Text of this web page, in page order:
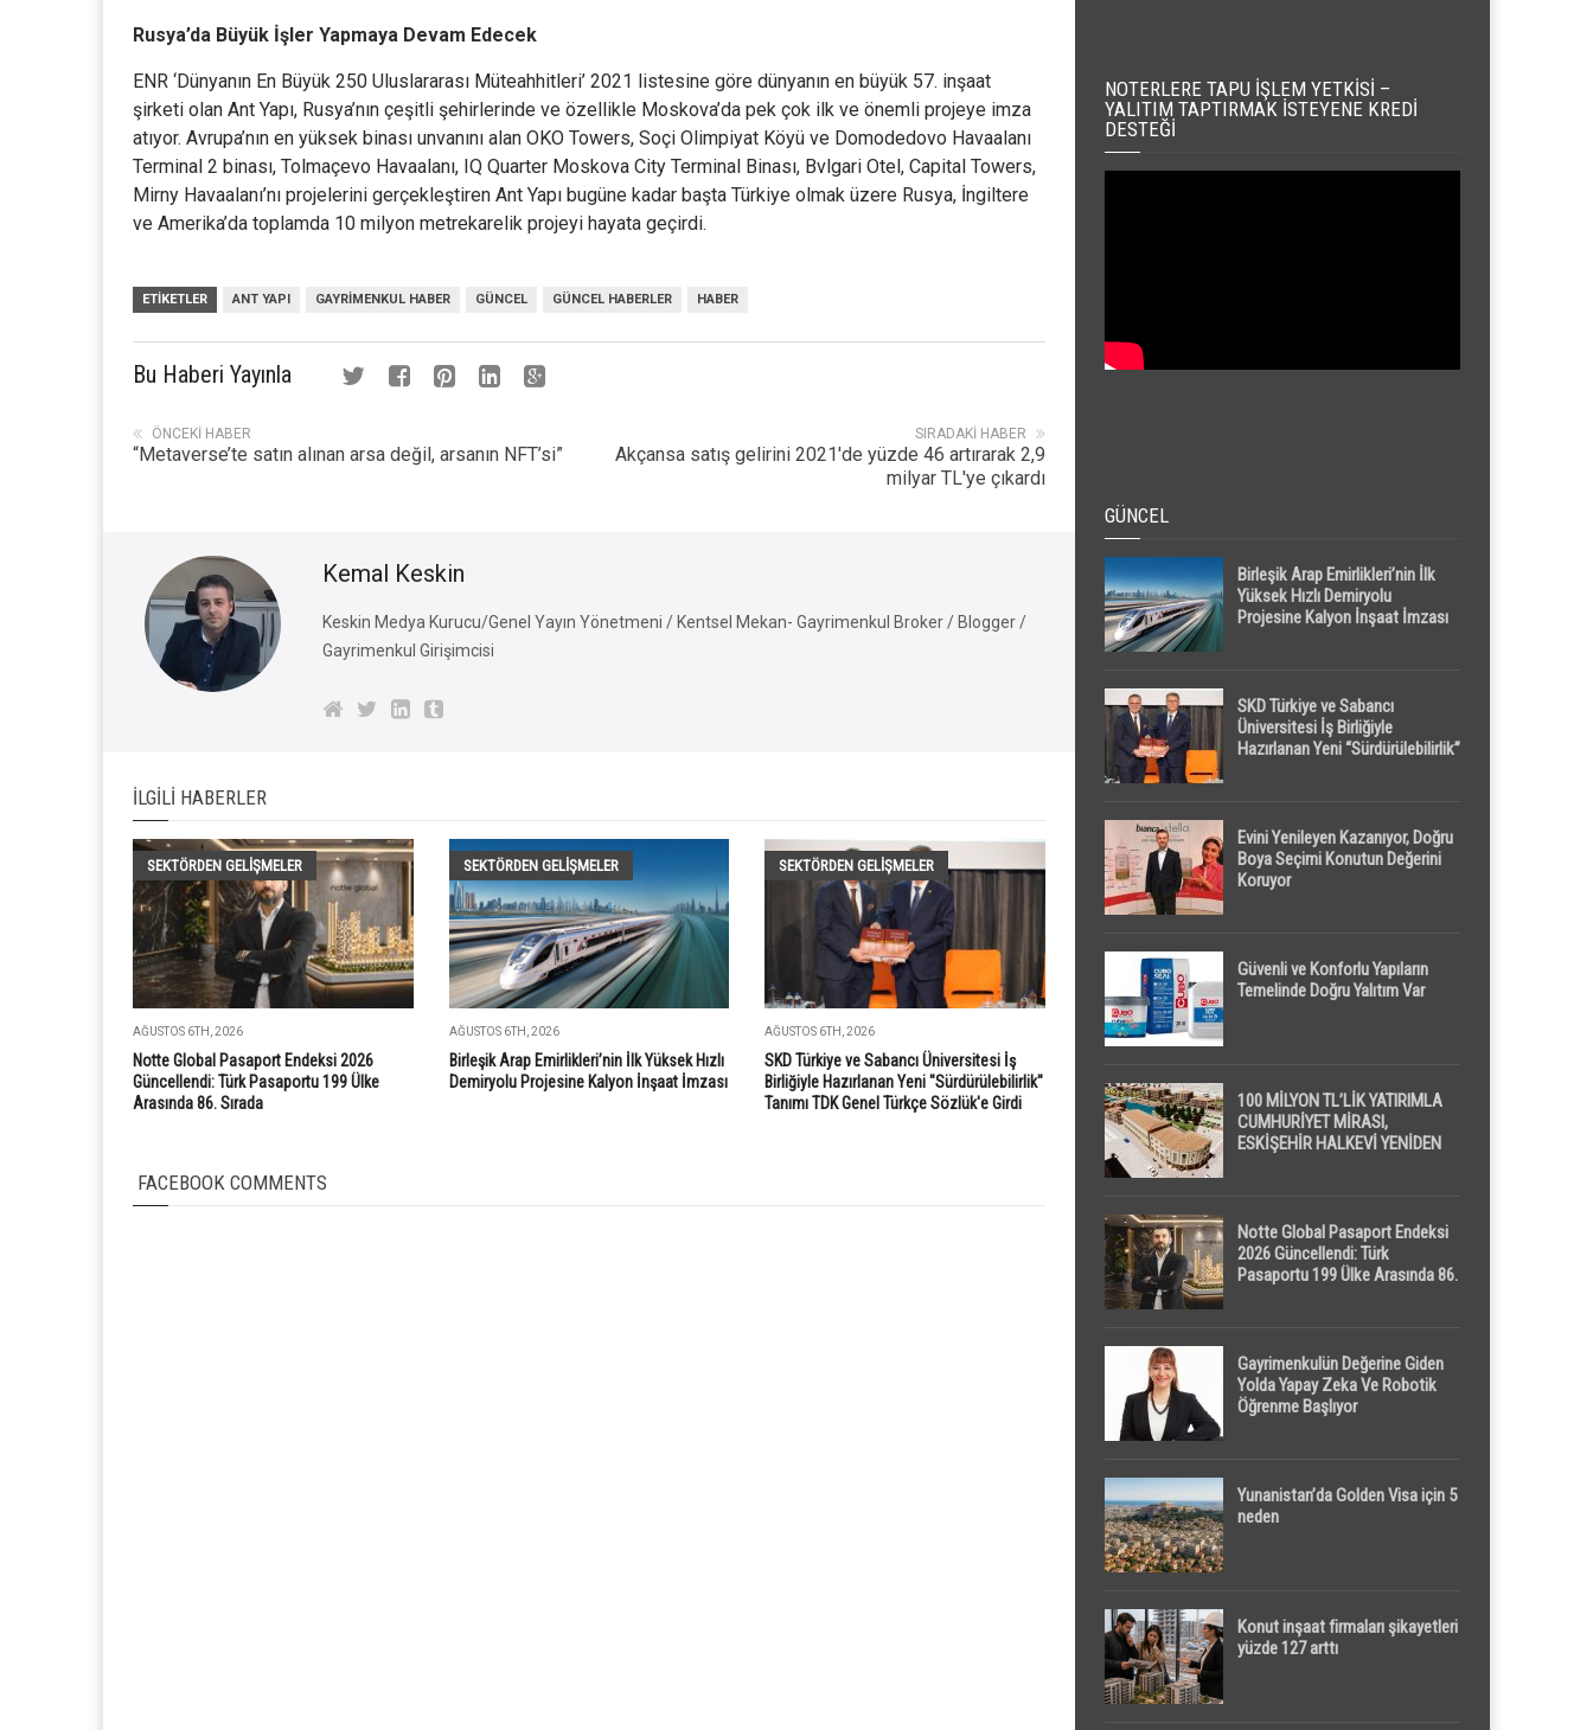
Rusya’da Büyük İşler Yapmaya Devam Edecek
ENR ‘Dünyanın En Büyük 250 Uluslararası Müteahhitleri’ 2021 listesine göre dünyanın en büyük 57. inşaat
şirketi olan Ant Yapı, Rusya’nın çeşitli şehirlerinde ve özellikle Moskova’da pek çok ilk ve önemli projeye imza
atıyor. Avrupa’nın en yüksek binası unvanını alan OKO Towers, Soçi Olimpiyat Köyü ve Domodedovo Havaalanı
Terminal 2 binası, Tolmaçevo Havaalanı, IQ Quarter Moskova City Terminal Binası, Bvlgari Otel, Capital Towers,
Mirny Havaalanı’nı projelerini gerçekleştiren Ant Yapı bugüne kadar başta Türkiye olmak üzere Rusya, İngiltere
ve Amerika’da toplamda 10 milyon metrekarelik projeyi hayata geçirdi.
ETIKETLER ANT YAPI GAYRIMENKUL HABER GÜNCEL GÜNCEL HABERLER HABER
Bu Haberi Yayınla
SIRADAKI HABER
Akçansa satış gelirini 2021'de yüzde 46 artırarak 2,9
milyar TL'ye çıkardı
ÖNCEKI HABER
“Metaverse’te satın alınan arsa değil, arsanın NFT’si”
Kemal Keskin
Keskin Medya Kurucu/Genel Yayın Yönetmeni / Kentsel Mekan- Gayrimenkul Broker / Blogger /
Gayrimenkul Girişimcisi
İLGILI HABERLER
SEKTÖRDEN GELIŞMELER
AĞUSTOS 6TH, 2026
Notte Global Pasaport Endeksi 2026
Güncellendi: Türk Pasaportu 199 Ülke
Arasında 86. Sırada
SEKTÖRDEN GELIŞMELER
AĞUSTOS 6TH, 2026
Birleşik Arap Emirlikleri’nin İlk Yüksek Hızlı
Demiryolu Projesine Kalyon İnşaat İmzası
SEKTÖRDEN GELIŞMELER
AĞUSTOS 6TH, 2026
SKD Türkiye ve Sabancı Üniversitesi İş
Birliğiyle Hazırlanan Yeni "Sürdürülebilirlik"
Tanımı TDK Genel Türkçe Sözlük'e Girdi
FACEBOOK COMMENTS
NOTERLERE TAPU İŞLEM YETKISI –
YALITIM TAPTIRMAK İSTEYENE KREDI
DESTEĞI
GÜNCEL
Birleşik Arap Emirlikleri’nin İlk
Yüksek Hızlı Demiryolu
Projesine Kalyon İnşaat İmzası
SKD Türkiye ve Sabancı
Üniversitesi İş Birliğiyle
Hazırlanan Yeni “Sürdürülebilirlik”
Evini Yenileyen Kazanıyor, Doğru
Boya Seçimi Konutun Değerini
Koruyor
Güvenli ve Konforlu Yapıların
Temelinde Doğru Yalıtım Var
100 MİLYON TL’LİK YATIRIMLA
CUMHURİYET MİRASI,
ESKİŞEHİR HALKEVİ YENİDEN
Notte Global Pasaport Endeksi
2026 Güncellendi: Türk
Pasaportu 199 Ülke Arasında 86.
Gayrimenkulün Değerine Giden
Yolda Yapay Zeka Ve Robotik
Öğrenme Başlıyor
Yunanistan’da Golden Visa için 5
neden
Konut inşaat firmaları şikayetleri
yüzde 127 arttı